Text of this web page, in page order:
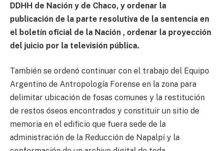
DDHH de Nación y de Chaco, y ordenar la
publicación de la parte resolutiva de la sentencia en
el boletín oficial de la Nación , ordenar la proyección
del juicio por la televisión pública.
También se ordenó continuar con el trabajo del Equipo
Argentino de Antropología Forense en la zona para
delimitar ubicación de fosas comunes y la restitución
de restos óseos encontrados y constituir un sitio de
memoria en el edificio que fuera sede de la
administración de la Reducción de Napalpí y la